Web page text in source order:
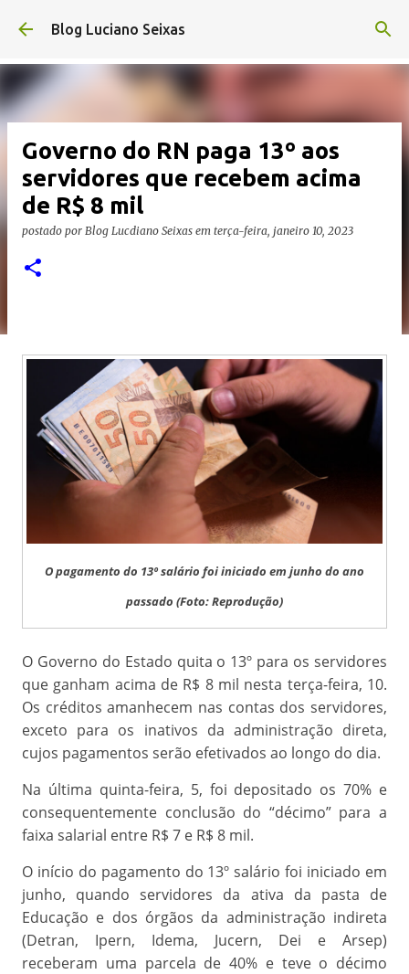
Pular para o conteúdo principal
Blog Luciano Seixas
Governo do RN paga 13º aos
servidores que recebem acima
de R$ 8 mil
postado por Blog Lucdiano Seixas em terça-feira, janeiro 10, 2023
O pagamento do 13º salário foi iniciado em junho do ano
passado (Foto: Reprodução)
O Governo do Estado quita o 13º para os servidores
que ganham acima de R$ 8 mil nesta terça-feira, 10.
Os créditos amanhecem nas contas dos servidores,
exceto para os inativos da administração direta,
cujos pagamentos serão efetivados ao longo do dia.
Na última quinta-feira, 5, foi depositado os 70% e
consequentemente conclusão do “décimo” para a
faixa salarial entre R$ 7 e R$ 8 mil.
O início do pagamento do 13º salário foi iniciado em
junho, quando servidores da ativa da pasta de
Educação e dos órgãos da administração indireta
(Detran, Ipern, Idema, Jucern, Dei e Arsep)
receberam uma parcela de 40% e teve o décimo